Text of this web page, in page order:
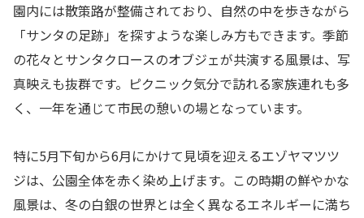
園内には散策路が整備されており、自然の中を歩きながら
「サンタの足跡」を探すような楽しみ方もできます。季節
の花々とサンタクロースのオブジェが共演する風景は、写
真映えも抜群です。ピクニック気分で訪れる家族連れも多
く、一年を通じて市民の憩いの場となっています。
特に5月下旬から6月にかけて見頃を迎えるエゾヤマツツ
ジは、公園全体を赤く染め上げます。この時期の鮮やかな
風景は、冬の白銀の世界とは全く異なるエネルギーに満ち